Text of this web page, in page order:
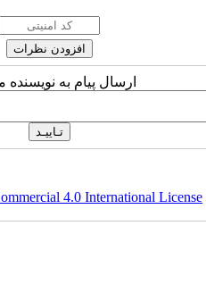
ارسال پیام به
4.0 International License